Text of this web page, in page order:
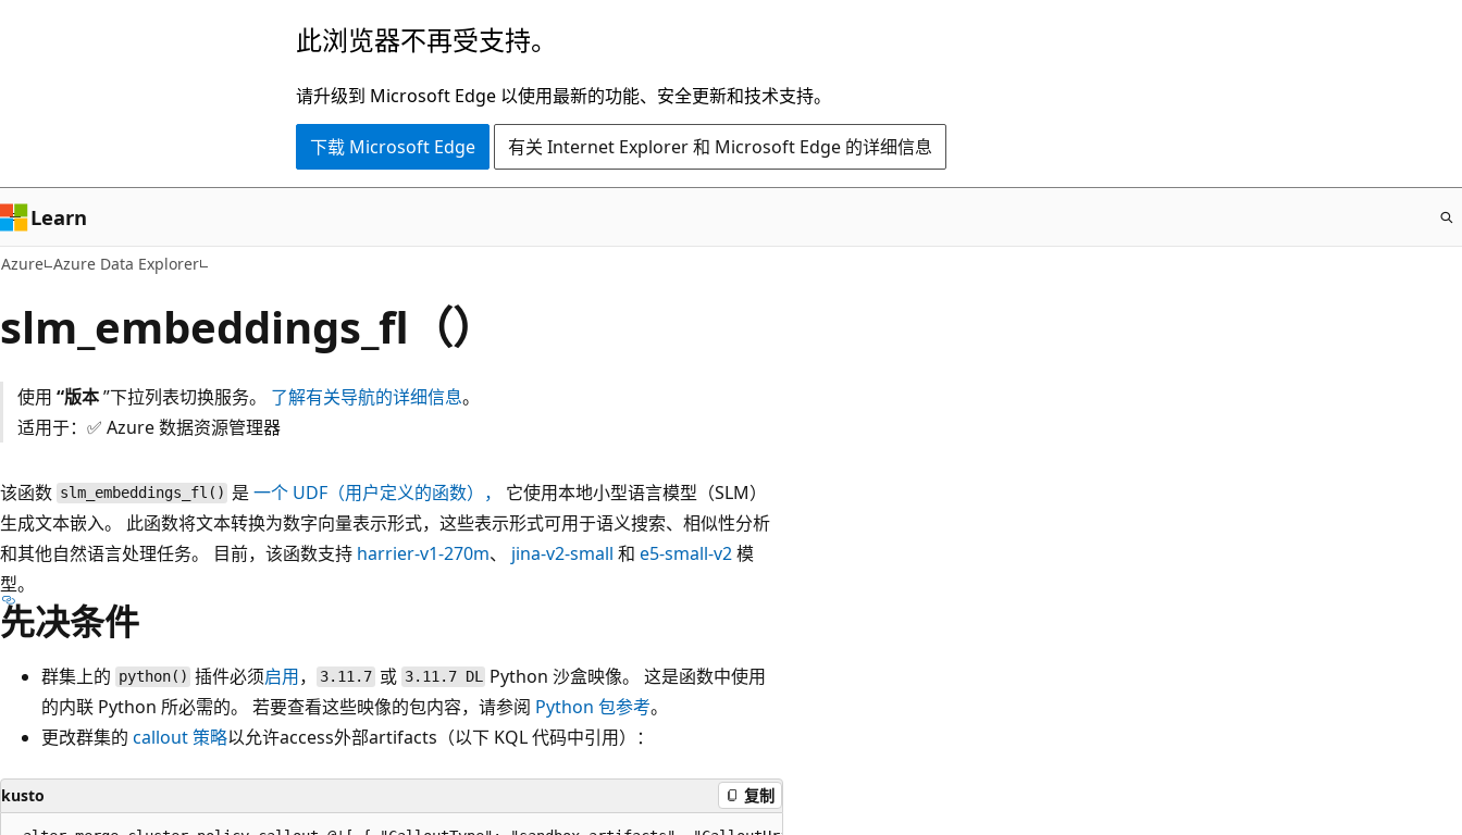
容
此浏览器不再受支持。
请升级到 Microsoft Edge 以使用最新的功能、安全更新和技术支持。
下载 Microsoft Edge 有关 Internet Explorer 和 Microsoft Edge 的详细信息
Learn
Azure Azure Data Explorer
slm_embeddings_fl（）
使用 “版本”下拉列表切换服务。 了解有关导航的详细信息。
适用于：✅ Azure 数据资源管理器
该函数 slm_embeddings_fl() 是一个 UDF（用户定义的函数），
它使用本地小型语言模型（SLM）
生成文本嵌入。 此函数将文本转换为数字向量表示形式，这些表示形式可用于语义搜索、相似性分析
和其他自然语言处理任务。 目前，该函数支持 harrier-v1-270m、 jina-v2-small 和 e5-small-v2模
型。
先决条件
群集上的 python() 插件必须启用， 3.11.7 或 3.11.7 DL Python 沙盒映像。 这是函数中使用
的内联 Python 所必需的。 若要查看这些映像的包内容，请参阅 Python 包参考。
更改群集的 callout 策略以允许access外部artifacts（以下 KQL 代码中引用）：
kusto 复制